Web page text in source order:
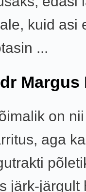
kuid asi
...
Margus
on
aga ka
järk-järgult